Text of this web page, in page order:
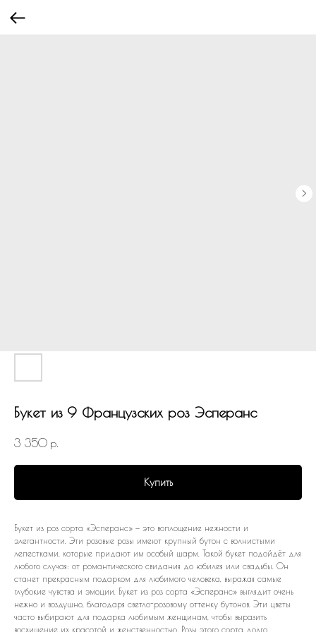
Букет из 9 Французских роз Эсперанс
3 350 р.
Купить
Букет из роз сорта «Эсперанс» — это воплощение нежности и
элегантности. Эти розовые розы имеют крупный бутон с волнистыми
лепестками, которые придают им особый шарм. Такой букет подойдёт для
любого случая: от романтического свидания до юбилея или свадьбы. Он
станет прекрасным подарком для любимого человека, выражая самые
глубокие чувства и эмоции. Букет из роз сорта «Эсперанс» выглядит очень
нежно и воздушно, благодаря светло-розовому оттенку бутонов. Эти цветы
часто выбирают для подарка любимым женщинам, чтобы выразить
восхищение их красотой и женственностью. Розы этого сорта долго